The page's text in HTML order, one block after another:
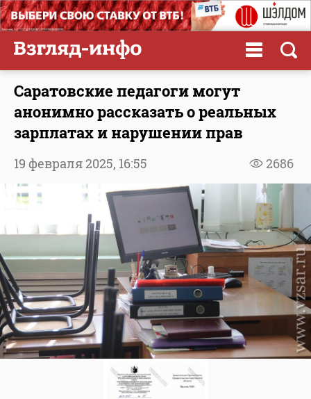
Саратовские педагоги могут
анонимно рассказать о реальных
зарплатах и нарушении прав
2686
19 февраля 2025, 16:55